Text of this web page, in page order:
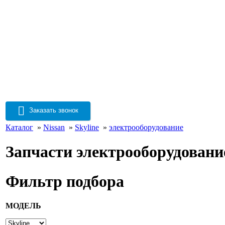
Заказать звонок
Каталог » Nissan » Skyline » электрооборудование
Запчасти
Фильтр подбора
МОДЕЛЬ